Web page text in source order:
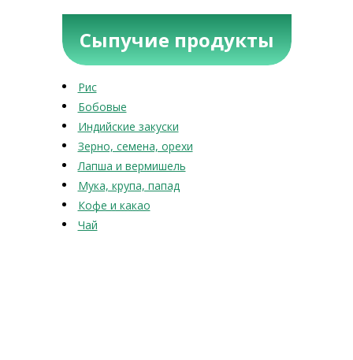
Сыпучие продукты
Рис
Бобовые
Индийские закуски
Зерно, семена, орехи
Лапша и вермишель
Мука, крупа, папад
Кофе и какао
Чай